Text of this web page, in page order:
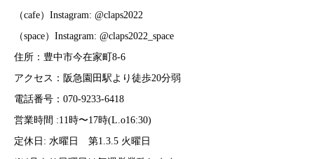
（cafe）Instagram: @claps2022
（space）Instagram: @claps2022_space
住所：豊中市今在家町8-6
アクセス：阪急園田駅より徒歩20分弱
電話番号：070-9233-6418
営業時間 :11時〜17時(L.o16:30)
定休日: 水曜日 第1.3.5 火曜日